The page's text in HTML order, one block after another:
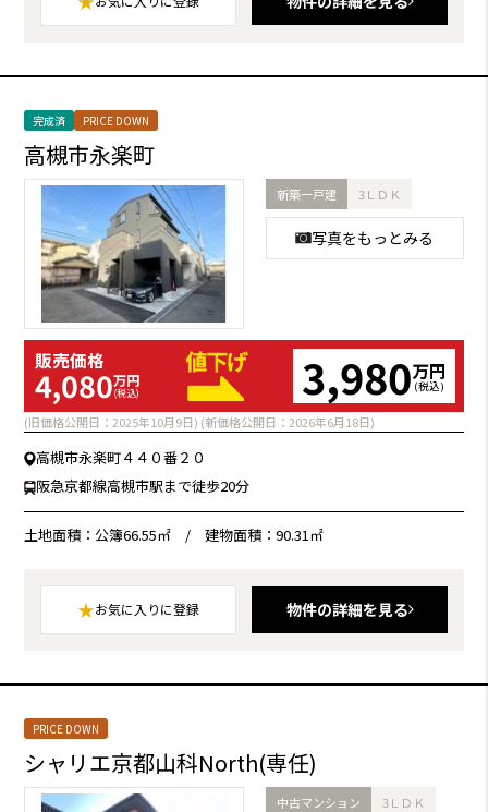
完成済 PRICE DOWN
高槻市永楽町
新築一戸建 3ＬＤＫ
写真をもっとみる
販売価格
4,080万円
(税込) 3,980万円
(税込)
(旧価格公開日：2025年10月9日) (新価格公開日：2026年6月18日)
高槻市永楽町４４０番２０
阪急京都線高槻市駅まで徒歩20分
土地面積：公簿66.55㎡ /建物面積：90.31㎡
★お気に入りに登録 物件の詳細を見る
PRICE DOWN
シャリエ京都山科North(専任)
中古マンション 3ＬＤＫ